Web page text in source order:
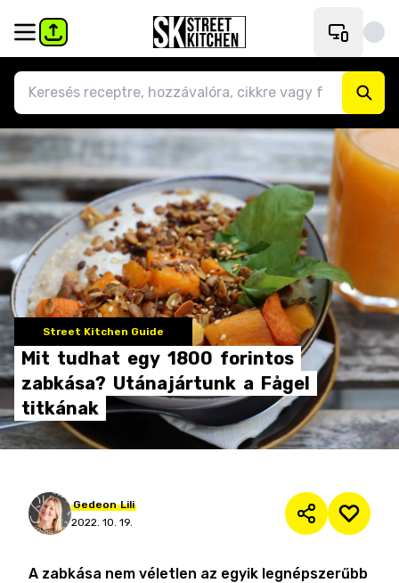
Street Kitchen Guide
Mit tudhat egy 1800 forintos
zabkása? Utánajártunk a Fågel
titkának
Gedeon Lili
2022. 10. 19.
A zabkása nem véletlen az egyik legnépszerűbb